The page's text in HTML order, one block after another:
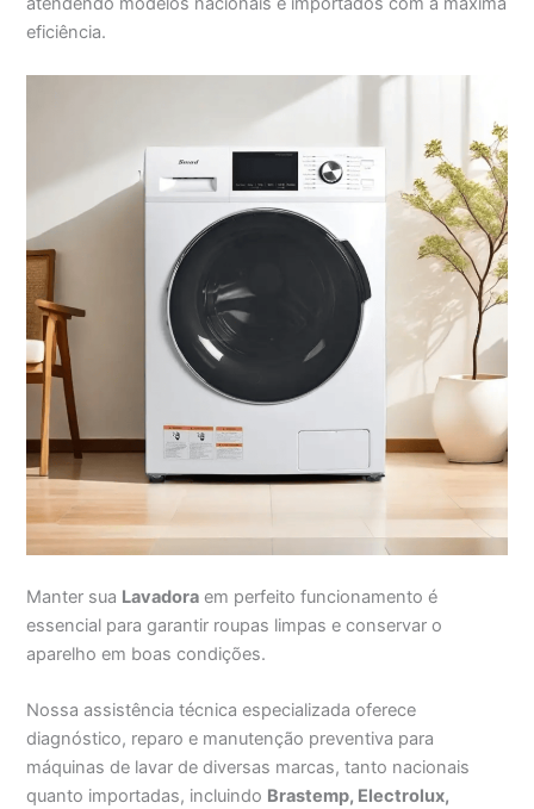
eficiência.
Manter sua Lavadora em perfeito funcionamento é
essencial para garantir roupas limpas e conservar o
aparelho em boas condições.
Nossa assistência técnica especializada oferece
diagnóstico, reparo e manutenção preventiva para
máquinas de lavar de diversas marcas, tanto nacionais
quanto importadas, incluindo Brastemp, Electrolux,